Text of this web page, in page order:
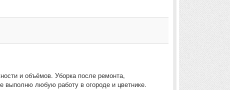
и объёмов. Уборка после ремонта,
выполню любую работу в огороде и цветнике.